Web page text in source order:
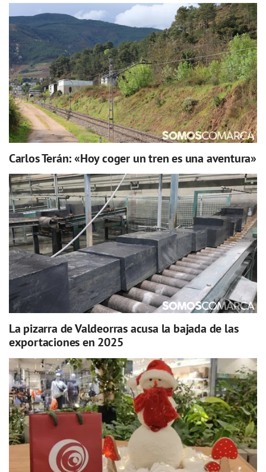
Carlos Terán: «Hoy coger un tren es una aventura»
La pizarra de Valdeorras acusa la bajada de las
exportaciones en 2025